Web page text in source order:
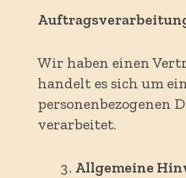
Wir haben einen
handelt es sich um
personenbezogenen
verarbeitet.
Allgemeine